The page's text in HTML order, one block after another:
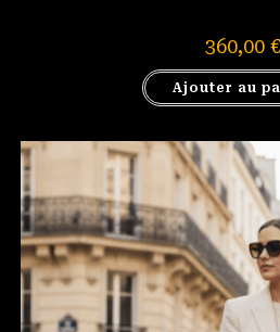
360,00 €
Ajouter au